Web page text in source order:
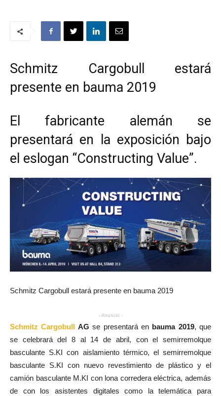
Schmitz Cargobull estará
presente en bauma 2019
El fabricante alemán se
presentará en la exposición bajo
el eslogan “Constructing Value”.
Schmitz Cargobull estará presente en bauma 2019
- Anuncio -
Schmitz Cargobull AG se presentará en bauma 2019, que
se celebrará del 8 al 14 de abril, con el semirremolque
basculante S.KI con aislamiento térmico, el semirremolque
basculante S.KI con nuevo revestimiento de plástico y el
camión basculante M.KI con lona corredera eléctrica, además
de con los asistentes digitales como la telemática para